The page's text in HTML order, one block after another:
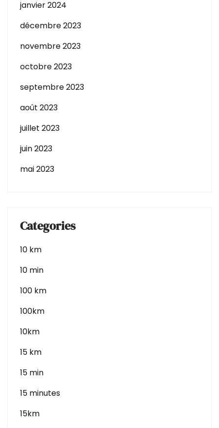
janvier 2024
décembre 2023
novembre 2023
octobre 2023
septembre 2023
août 2023
juillet 2023
juin 2023
mai 2023
Categories
10 km
10 min
100 km
100km
10km
15 km
15 min
15 minutes
15km